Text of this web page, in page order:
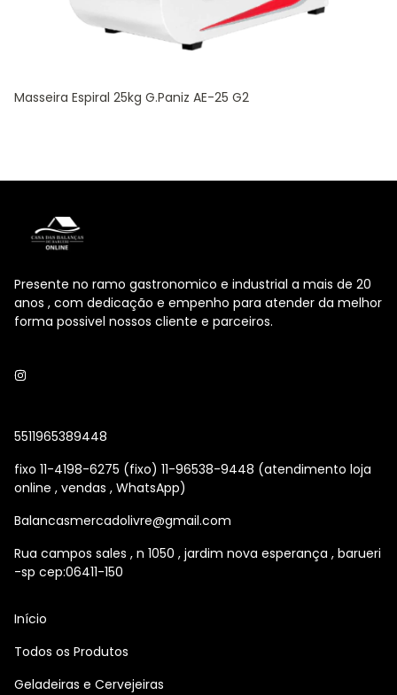
Masseira Espiral 25kg G.Paniz AE-25 G2
Presente no ramo gastronomico e industrial a mais de 20
anos , com dedicação e empenho para atender da melhor
forma possivel nossos cliente e parceiros.
5511965389448
fixo 11-4198-6275 (fixo) 11-96538-9448 (atendimento loja
online , vendas , WhatsApp)
Balancasmercadolivre@gmail.com
Rua campos sales , n 1050 , jardim nova esperança , barueri
-sp cep:06411-150
Início
Todos os Produtos
Geladeiras e Cervejeiras